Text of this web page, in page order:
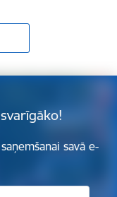
savā e-